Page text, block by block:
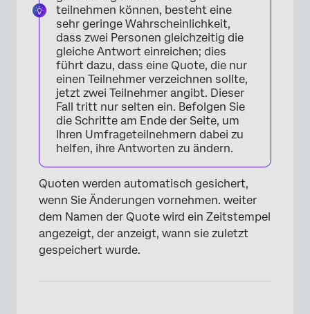
teilnehmen können, besteht eine
sehr geringe Wahrscheinlichkeit,
dass zwei Personen gleichzeitig die
gleiche Antwort einreichen; dies
führt dazu, dass eine Quote, die nur
einen Teilnehmer verzeichnen sollte,
jetzt zwei Teilnehmer angibt. Dieser
Fall tritt nur selten ein. Befolgen Sie
die Schritte am Ende der Seite, um
Ihren Umfrageteilnehmern dabei zu
helfen, ihre Antworten zu ändern.
Quoten werden automatisch gesichert,
wenn Sie Änderungen vornehmen. weiter
dem Namen der Quote wird ein Zeitstempel
angezeigt, der anzeigt, wann sie zuletzt
gespeichert wurde.